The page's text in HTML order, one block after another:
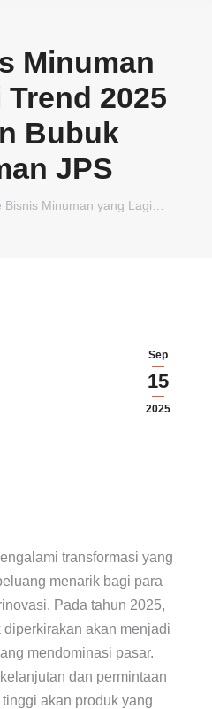
Minuman
2025
Bubuk
JPS
Bisnis Minuman yang Lagi…
Sep
15
2025
transformasi yang
menarik bagi para
Pada tahun 2025,
akan menjadi
mendominasi pasar.
dan permintaan
akan produk yang